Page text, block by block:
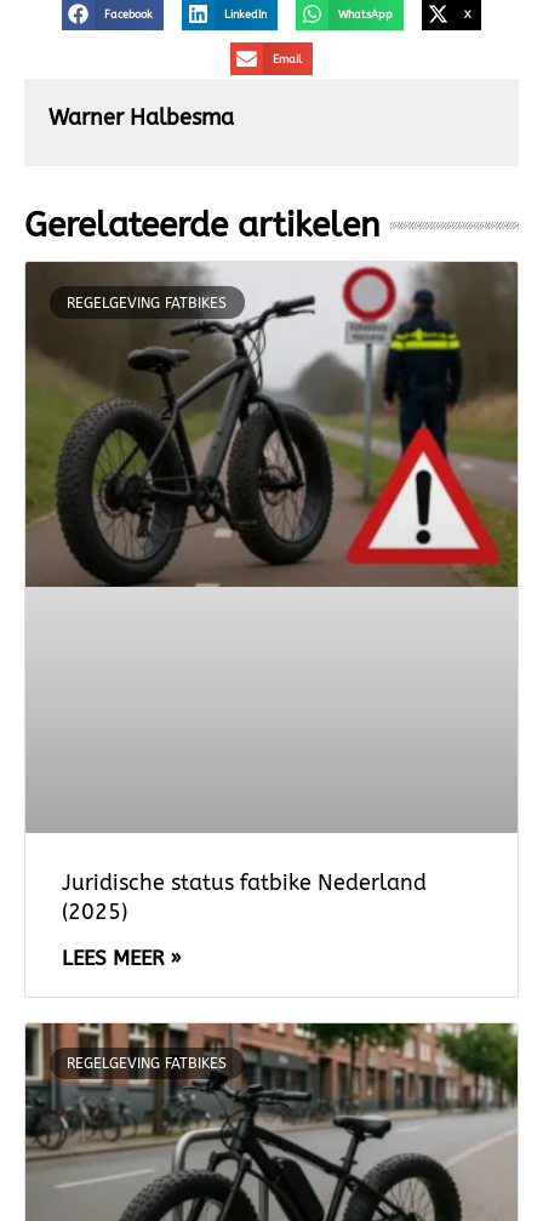
Facebook LinkedIn WhatsApp X
Email
Warner Halbesma
Gerelateerde artikelen
REGELGEVING FATBIKES
Juridische status fatbike Nederland
(2025)
LEES MEER »
REGELGEVING FATBIKES